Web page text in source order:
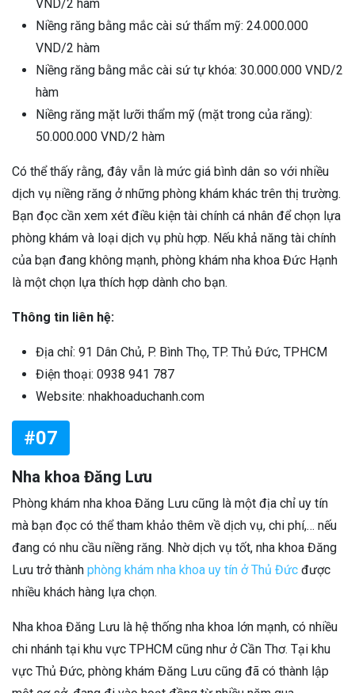
VND/2 hàm
Niềng răng bằng mắc cài sứ thẩm mỹ: 24.000.000
VND/2 hàm
Niềng răng bằng mắc cài sứ tự khóa: 30.000.000 VND/2
hàm
Niềng răng mặt lưỡi thẩm mỹ (mặt trong của răng):
50.000.000 VND/2 hàm
Có thể thấy rằng, đây vẫn là mức giá bình dân so với nhiều
dịch vụ niềng răng ở những phòng khám khác trên thị trường.
Bạn đọc cần xem xét điều kiện tài chính cá nhân để chọn lựa
phòng khám và loại dịch vụ phù hợp. Nếu khả năng tài chính
của bạn đang không mạnh, phòng khám nha khoa Đức Hạnh
là một chọn lựa thích hợp dành cho bạn.
Thông tin liên hệ:
Địa chỉ: 91 Dân Chủ, P. Bình Thọ, TP. Thủ Đức, TPHCM
Điện thoại: 0938 941 787
Website: nhakhoaduchanh.com
#07
Nha khoa Đăng Lưu
Phòng khám nha khoa Đăng Lưu cũng là một địa chỉ uy tín
mà bạn đọc có thể tham khảo thêm về dịch vụ, chi phí,… nếu
đang có nhu cầu niềng răng. Nhờ dịch vụ tốt, nha khoa Đăng
Lưu trở thành phòng khám nha khoa uy tín ở Thủ Đức được
nhiều khách hàng lựa chọn.
Nha khoa Đăng Lưu là hệ thống nha khoa lớn mạnh, có nhiều
chi nhánh tại khu vực TPHCM cũng như ở Cần Thơ. Tại khu
vực Thủ Đức, phòng khám Đăng Lưu cũng đã có thành lập